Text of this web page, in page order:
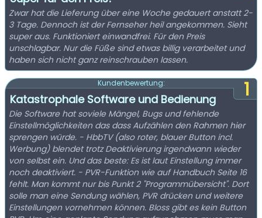
Zwar hat die Lieferung über eine Woche gedauert anstatt 2-
3 Tage. Dennoch ist der Fernseher heil angekommen. Sieht
super aus. Funktioniert einwandfrei. Für den Preis
unschlagbar. Nur die Füße sind etwas billig verarbeitet und
haben sich nicht ganz reinschrauben lassen.
1
Kundenbewertung:
Katastrophale Software und Bedienung
Die Software hat soviele Mängel, Bugs und fehlende
Einstellmöglichkeiten das dass Aufzählen den Rahmen hier
sprengen würde. - HbbTV (also roter, blauer Button incl.
Werbung) blendet trotz Deaktivierung irgendwann wieder
von selbst ein. Und das beste: Es ist laut Einstellung immer
noch deaktiviert. - PVR-Funktion wie auf Handbuch Seite 16
fehlt. Man kommt nur bis Punkt 2 "Programmübersicht". Dort
solle man eine Sendung wählen, PVR drücken und weitere
Einstellungen vornehmen können. Bloss gibt es kein Button